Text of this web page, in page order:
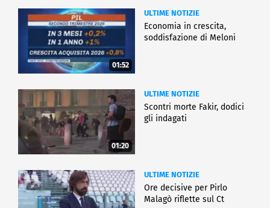
01:52
ULTIME NOTIZIE
Economia in crescita,
soddisfazione di Meloni
01:20
ULTIME NOTIZIE
Scontri morte Fakir, dodici
gli indagati
ULTIME NOTIZIE
Ore decisive per Pirlo
Malagò riflette sul Ct